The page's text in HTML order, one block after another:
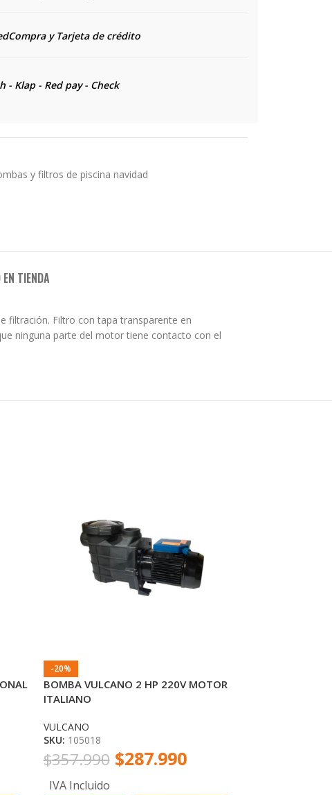
y Tarjeta de crédito
- Klap - Red pay - Check
y filtros de piscina navidad
TIENDA
filtración. Filtro con tapa transparente en
ninguna parte del motor tiene contacto con el
-20%
BOMBA VULCANO 2 HP 220V MOTOR
ITALIANO
VULCANO
SKU: 105018
$357.990 $287.990
IVA Incluido